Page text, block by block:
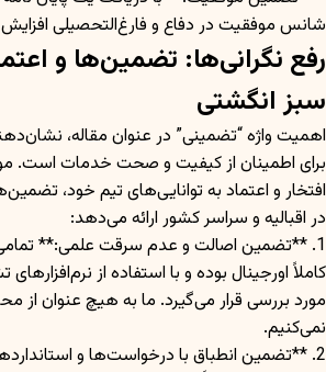
شانس موفقیت در دفاع و فارغ‌التحصیلی افزایش
رفع نگرانی‌ها: تضمین‌ها و
سبز انگشتی
اهمیت واژه “تضمینی” در عنوان مقاله،
برای اطمینان از کیفیت و صحت خدمات است.
افتخار و اعتماد به توانایی‌های تیم خود،
در اقبالیه و سراسر کشور ارائه می‌دهد:
1. **تضمین اصالت و عدم سرقت علمی:**
کاملاً اورجینال بوده و با استفاده از
مورد بررسی قرار می‌گیرد. ما به هیچ عنوان از
نمی‌کنیم.
2. **تضمین انطباق با درخواست‌ها و